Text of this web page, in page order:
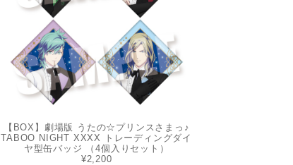
【BOX】劇場版 うたの☆プリンスさまっ♪
TABOO NIGHT XXXX トレーディングダイ
ヤ型缶バッジ （4個入りセット）
¥2,200